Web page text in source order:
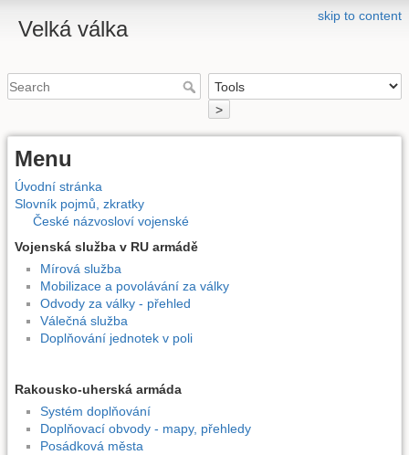
skip to content
Velká válka
>
Menu
Úvodní stránka
Slovník pojmů, zkratky
České názvosloví vojenské
Vojenská služba v RU armádě
Mírová služba
Mobilizace a povolávání za války
Odvody za války - přehled
Válečná služba
Doplňování jednotek v poli
Rakousko-uherská armáda
Systém doplňování
Doplňovací obvody - mapy, přehledy
Posádková města